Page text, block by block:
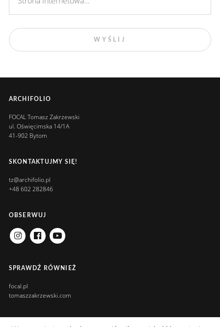
ARCHIFOLIO
FOCAL Tomasz Zakrzewski
ul. Oświęcimska 14/1A
41-902 Bytom
SKONTAKTUJMY SIĘ!
tz@archifolio.pl
+48 602 282846
OBSERWUJ
INSTRAGRAMFACEBOOKYOUTUBE
SPRAWDŹ RÓWNIEŻ
focal.pl
tomaszzakrzewski.com